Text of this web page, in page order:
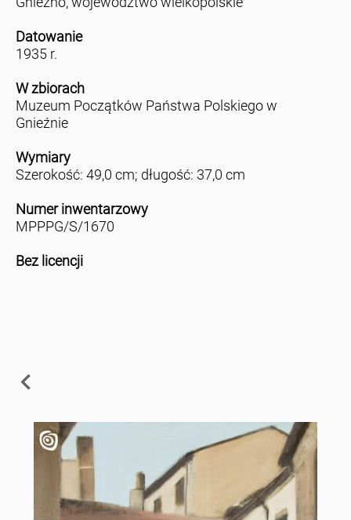
Datowanie
1935 r.
W zbiorach
Muzeum Początków Państwa Polskiego w
Gnieźnie
Wymiary
Szerokość: 49,0 cm; długość: 37,0 cm
Numer inwentarzowy
MPPPG/S/1670
Bez licencji